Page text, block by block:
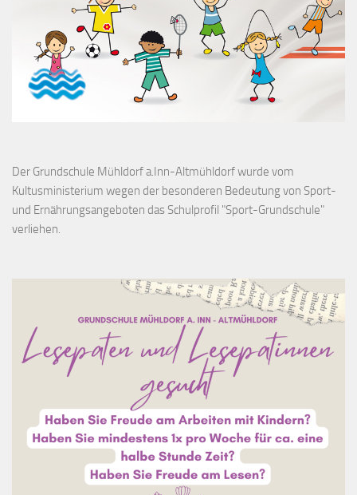
Der Grundschule Mühldorf a.Inn-Altmühldorf wurde vom
Kultusministerium wegen der besonderen Bedeutung von Sport-
und Ernährungsangeboten das Schulprofil "Sport-Grundschule"
verliehen.